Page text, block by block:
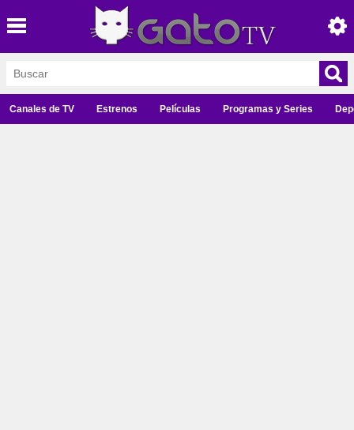
Canales de TV Estrenos Películas Programas y Series